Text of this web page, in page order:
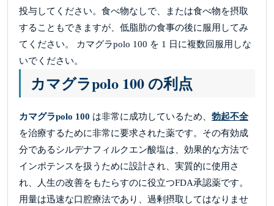
投与してください。食べ物なしで、または食べ物を摂取
することもできますが、低脂肪の食事の後に服用してみ
てください。 カマグラpolo 100 を 1 日に複数回服用しな
いでください。
カマグラpolo 100 の利点
カマグラpolo 100 は非常に成功しているため、 勃起不全
を治療するために非常に要求された薬です。その有効成
分であるシルデナフィルクエン酸塩は、効果的な方法で
インポテンスを扱うために設計され、実質的に使用さ
れ、人生の改善をもたらすのに役立つFDA承認薬です。
用量は迅速な口腔療法であり、過剰摂取してはなりませ